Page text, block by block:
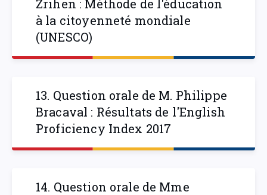
Zrihen : Méthode de l'éducation
à la citoyenneté mondiale
(UNESCO)
13. Question orale de M. Philippe
Bracaval : Résultats de l'English
Proficiency Index 2017
14. Question orale de Mme